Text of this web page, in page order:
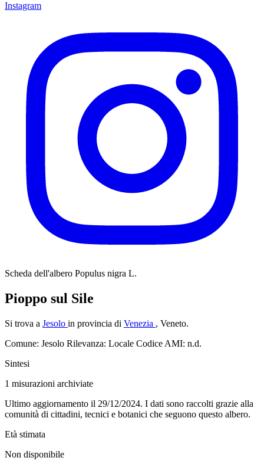
Instagram
Scheda dell'albero Populus nigra L.
Pioppo sul Sile
Si trova a Jesolo in provincia di Venezia , Veneto.
Comune: Jesolo Rilevanza: Locale Codice AMI: n.d.
Sintesi
1 misurazioni archiviate
Ultimo aggiornamento il 29/12/2024. I dati sono raccolti grazie alla
comunità di cittadini, tecnici e botanici che seguono questo albero.
Età stimata
Non disponibile